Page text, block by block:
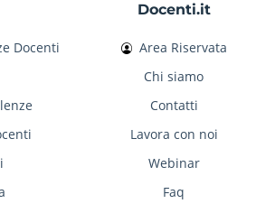
Docenti
Docenti.it
Area Riservata
Chi siamo
Contatti
Lavora con noi
Webinar
Faq